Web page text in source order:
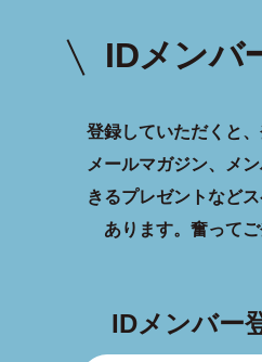
IDメンバ
登録していただくと
メールマガジン、メ
きるプレゼントなど
あります。 奮ってご
IDメンバー